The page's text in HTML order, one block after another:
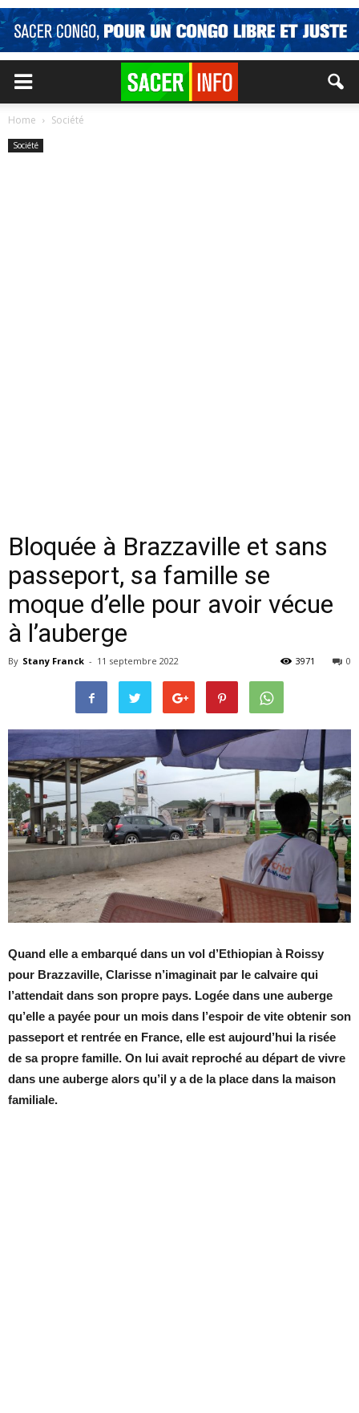
Home Société
Société
Bloquée à Brazzaville et sans
passeport, sa famille se
moque d’elle pour avoir vécue
à l’auberge
By Stany Franck - 11 septembre 2022 0
3971
Quand elle a embarqué dans un vol d’Ethiopian à Roissy
pour Brazzaville, Clarisse n’imaginait par le calvaire qui
l’attendait dans son propre pays. Logée dans une auberge
qu’elle a payée pour un mois dans l’espoir de vite obtenir son
passeport et rentrée en France, elle est aujourd’hui la risée
de sa propre famille. On lui avait reproché au départ de vivre
dans une auberge alors qu’il y a de la place dans la maison
familiale.